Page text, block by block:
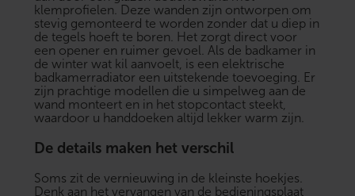
klemprofielen. Deze wanden zijn ontworpen om
stevig gemonteerd te worden zonder dat u diep in
de tegels hoeft te boren. Het zorgt direct voor
een opener en ruimer gevoel. Als de badkamer in
de winter wat kil aanvoelt, is een elektrische
badkamerradiator een uitstekende toevoeging. Er
zijn prachtige modellen die u simpelweg aan de
wand monteert en in het stopcontact steekt,
waardoor u handdoeken altijd lekker warm zijn.
De details maken het verschil
Soms zit de vernieuwing in de kleinste hoekjes.
Denk aan het vervangen van de bedieningsplaat